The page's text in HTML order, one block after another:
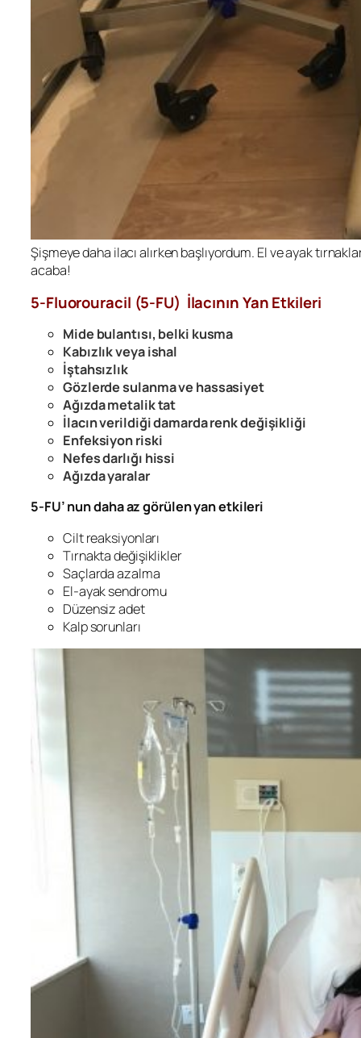
Şişmeye daha ilacı alırken başlıyordum. El ve ayak
acaba!
5-Fluorouracil (5-FU) İlacının Yan Etkileri
Mide bulantısı, belki kusma
Kabızlık veya ishal
İştahsızlık
Gözlerde sulanma ve hassasiyet
Ağızda metalik tat
İlacın verildiği damarda renk değişikliği
Enfeksiyon riski
Nefes darlığı hissi
Ağızda yaralar
5-FU’ nun daha az görülen yan etkileri
Cilt reaksiyonları
Tırnakta değişiklikler
Saçlarda azalma
El-ayak sendromu
Düzensiz adet
Kalp sorunları